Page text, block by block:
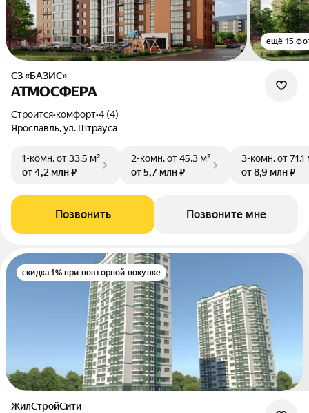
ещё 15
СЗ «БАЗИС»
АТМОСФЕРА
Строится•комфорт•4 (4)
Ярославль, ул. Штрауса
1-комн.от 33,5 м²
от 4,2 млн ₽
2-комн.от 45,3 м²
от 5,7 млн ₽
3-комн.от 71,1
от 8,9 млн ₽
Позвонить Позвоните мне
скидка 1% при повторной покупке
ЖилСтройСити